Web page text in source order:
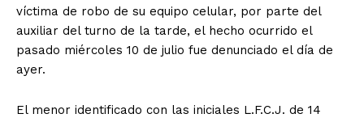
víctima de robo de su equipo celular, por parte del
auxiliar del turno de la tarde, el hecho ocurrido el
pasado miércoles 10 de julio fue denunciado el día de
ayer.
El menor identificado con las iniciales L.F.C.J. de 14